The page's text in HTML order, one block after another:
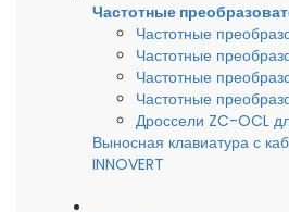
Частотные
Частотные
Частотные
Частотные
Частотные
Дроссели ZC-OCL
Выносная клавиатура с
INNOVERT